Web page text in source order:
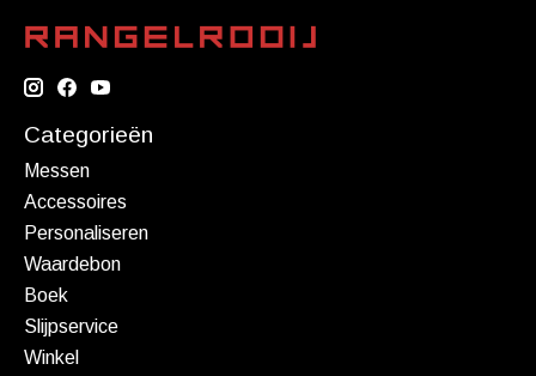
Categorieën
Messen
Accessoires
Personaliseren
Waardebon
Boek
Slijpservice
Winkel